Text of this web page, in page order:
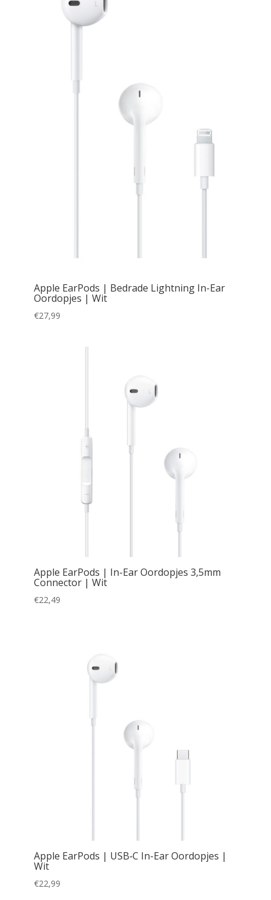
Apple EarPods | Bedrade Lightning In-Ear
Oordopjes | Wit
€27,99
Apple EarPods | In-Ear Oordopjes 3,5mm
Connector | Wit
€22,49
Apple EarPods | USB‑C In-Ear Oordopjes |
Wit
€22,99